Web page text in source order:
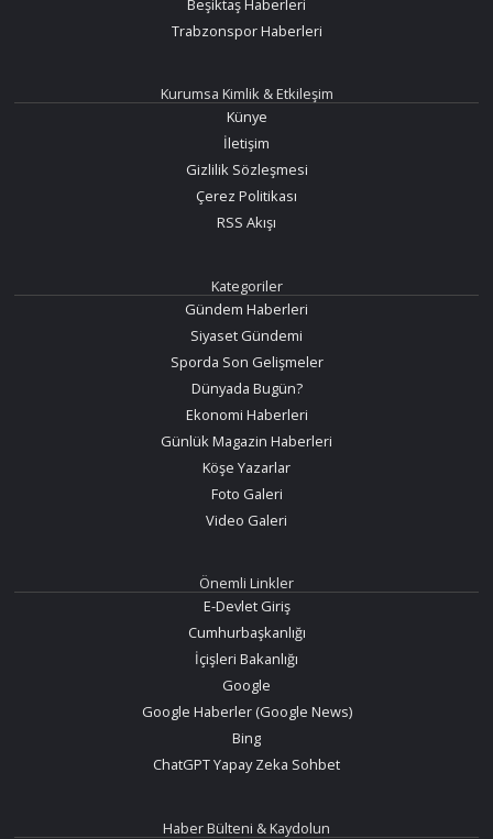
Beşiktaş Haberleri
Trabzonspor Haberleri
Kurumsa Kimlik & Etkileşim
Künye
İletişim
Gizlilik Sözleşmesi
Çerez Politikası
RSS Akışı
Kategoriler
Gündem Haberleri
Siyaset Gündemi
Sporda Son Gelişmeler
Dünyada Bugün?
Ekonomi Haberleri
Günlük Magazin Haberleri
Köşe Yazarlar
Foto Galeri
Video Galeri
Önemli Linkler
E-Devlet Giriş
Cumhurbaşkanlığı
İçişleri Bakanlığı
Google
Google Haberler (Google News)
Bing
ChatGPT Yapay Zeka Sohbet
Haber Bülteni & Kaydolun